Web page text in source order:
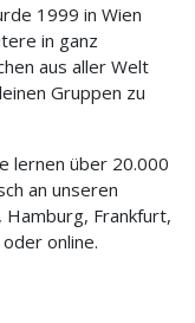
1999 in Wien
in ganz
aus aller Welt
Gruppen zu
lernen über 20.000
an unseren
Hamburg, Frankfurt,
online.